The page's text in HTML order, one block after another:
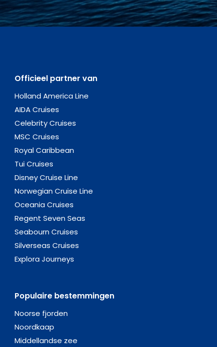
Officieel partner van
Holland America Line
AIDA Cruises
Celebrity Cruises
MSC Cruises
Royal Caribbean
Tui Cruises
Disney Cruise Line
Norwegian Cruise Line
Oceania Cruises
Regent Seven Seas
Seabourn Cruises
Silverseas Cruises
Explora Journeys
Populaire bestemmingen
Noorse fjorden
Noordkaap
Middellandse zee